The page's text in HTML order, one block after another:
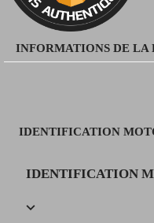
INFORMATIONS DE LA
IDENTIFICATION
IDENTIFICATION
